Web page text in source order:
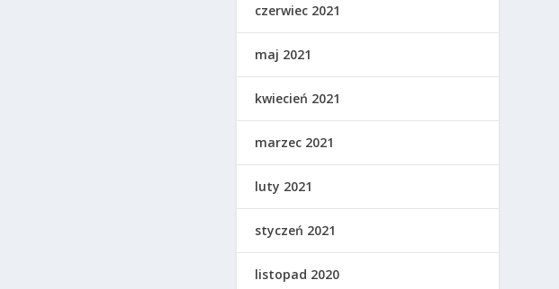
czerwiec 2021
maj 2021
kwiecień 2021
marzec 2021
luty 2021
styczeń 2021
listopad 2020